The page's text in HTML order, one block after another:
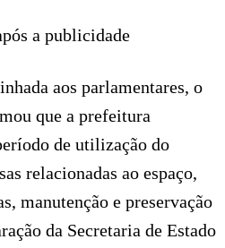
a publicidade
aos parlamentares, o
que a prefeitura
de utilização do
relacionadas ao espaço,
manutenção e preservação
da Secretaria de Estado